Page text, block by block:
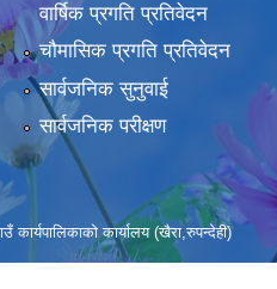
वार्षिक प्रगति प्रतिवेदन
चौमासिक प्रगति प्रतिवेदन
सार्वजनिक सुनुवाई
सार्वजनिक परीक्षण
कार्यपालिकाको कार्यालय (खैरा,रुपन्देही)